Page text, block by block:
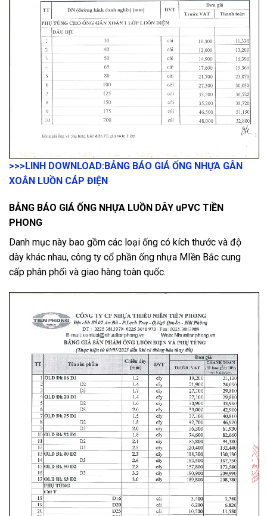
>>>LINH DOWNLOAD:BẢNG BÁO GIÁ ỐNG NHỰA GÂN
XOẮN LUỒN CÁP ĐIỆN
BẢNG BÁO GIÁ ỐNG NHỰA LUỒN DÂY uPVC TIỀN
PHONG
Danh mục này bao gồm các loại ống có kích thước và độ
dày khác nhau, công ty cổ phần ống nhựa MIền Bắc cung
cấp phân phối và giao hàng toàn quốc.